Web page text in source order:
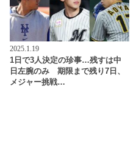
2025.1.19
1日で3人決定の珍事…残すは中
日左腕のみ 期限まで残り7日、
メジャー挑戦…